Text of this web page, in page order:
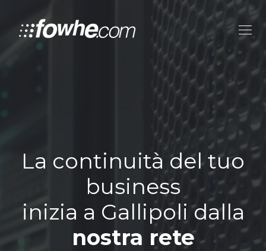
La continuità del tuo
business
inizia a Gallipoli dalla
nostra rete